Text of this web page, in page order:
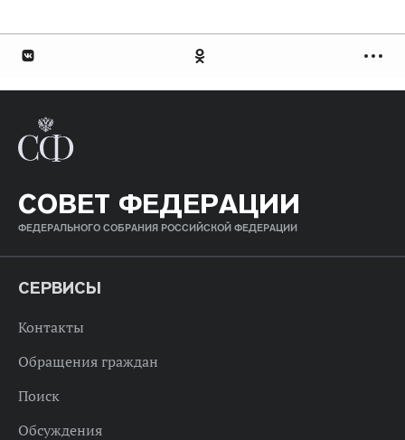
СОВЕТ ФЕДЕРАЦИИ
ФЕДЕРАЛЬНОГО СОБРАНИЯ РОССИЙСКОЙ ФЕДЕРАЦИИ
СЕРВИСЫ
Контакты
Обращения граждан
Поиск
Обсуждения